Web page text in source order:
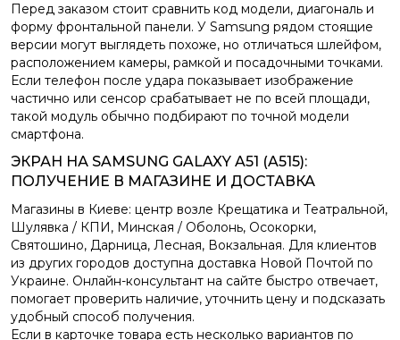
Перед заказом стоит сравнить код модели, диагональ и
форму фронтальной панели. У Samsung рядом стоящие
версии могут выглядеть похоже, но отличаться шлейфом,
расположением камеры, рамкой и посадочными точками.
Если телефон после удара показывает изображение
частично или сенсор срабатывает не по всей площади,
такой модуль обычно подбирают по точной модели
смартфона.
ЭКРАН НА SAMSUNG GALAXY A51 (A515):
ПОЛУЧЕНИЕ В МАГАЗИНЕ И ДОСТАВКА
Магазины в Киеве: центр возле Крещатика и Театральной,
Шулявка / КПИ, Минская / Оболонь, Осокорки,
Святошино, Дарница, Лесная, Вокзальная. Для клиентов
из других городов доступна доставка Новой Почтой по
Украине. Онлайн-консультант на сайте быстро отвечает,
помогает проверить наличие, уточнить цену и подсказать
удобный способ получения.
Если в карточке товара есть несколько вариантов по